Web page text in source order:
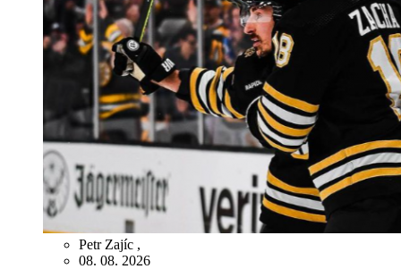
Petr Zajíc ,
08. 08. 2026